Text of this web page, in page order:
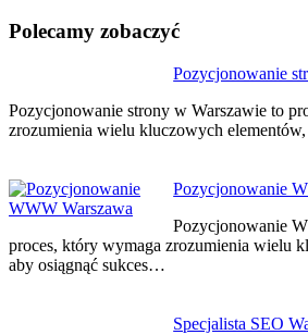
Polecamy zobaczyć
Pozycjonowanie
Pozycjonowanie strony w Warszawie to
zrozumienia wielu kluczowych
Pozycjonowanie
Pozycjonowanie
proces, który wymaga zrozumienia wielu
aby osiągnąć sukces…
Specjalista SEO
wpisu